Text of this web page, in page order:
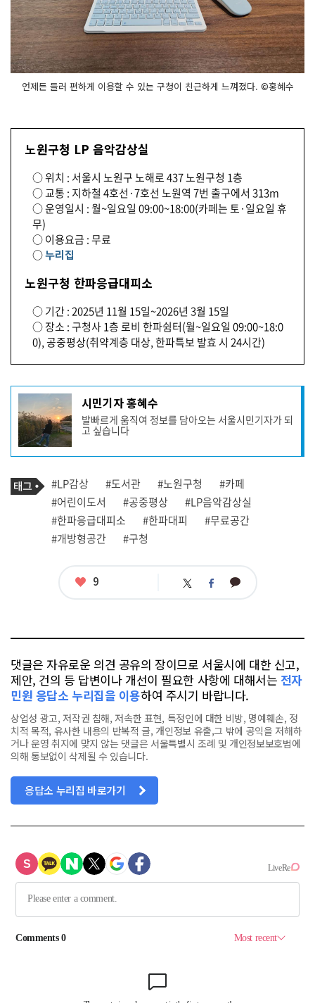
언제든 들러 편하게 이용할 수 있는 구청이 친근하게 느껴졌다. ©홍혜수
노원구청 LP 음악감상실
○ 위치 : 서울시 노원구 노해로 437 노원구청 1층
○ 교통 : 지하철 4호선·7호선 노원역 7번 출구에서 313m
○ 운영일시 : 월~일요일 09:00~18:00(카페는 토·일요일 휴
무)
○ 이용요금 : 무료
○누리집
노원구청 한파응급대피소
○ 기간 : 2025년 11월 15일~2026년 3월 15일
○ 장소 : 구청사 1층 로비 한파쉼터(월~일요일 09:00~18:0
0), 공중평상(취약계층 대상, 한파특보 발효 시 24시간)
기
사
작
성
자
프
필
시민기자 홍혜수
발빠르게 움직여 정보를 담아오는 서울시민기자가 되
고 싶습니다
사
관
련
태
그
태
그
#LP감상 #도서관 #노원구청
#카페
#어린이도서
#공중평상
#LP음악감상실
#한파응급대피소
#한파대피
#무료공간
#개방형공간
#구청
좋
9 트 페 카
댓글은 자유로운 의견 공유의 장이므로 서울시에 대한 신고,
제안, 건의 등 답변이나 개선이 필요한 사항에 대해서는 전자
민원 응답소 누리집을 이용하여 주시기 바랍니다.
상업성 광고, 저작권 침해, 저속한 표현, 특정인에 대한 비방, 명예훼손, 정
치적 목적, 유사한 내용의 반복적 글, 개인정보 유출,그 밖에 공익을 저해하
거나 운영 취지에 맞지 않는 댓글은 서울특별시 조례 및 개인정보보호법에
의해 통보없이 삭제될 수 있습니다.
응답소 누리집 바로가기